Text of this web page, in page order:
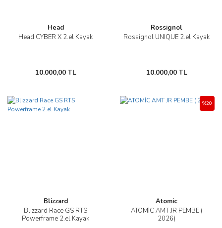
Head
Head CYBER X 2.el Kayak
10.000,00 TL
Rossignol
Rossignol UNIQUE 2.el Kayak
10.000,00 TL
Blizzard
Blizzard Race GS RTS
Powerframe 2.el Kayak
Atomic
ATOMİC AMT JR PEMBE (
2026)
%20